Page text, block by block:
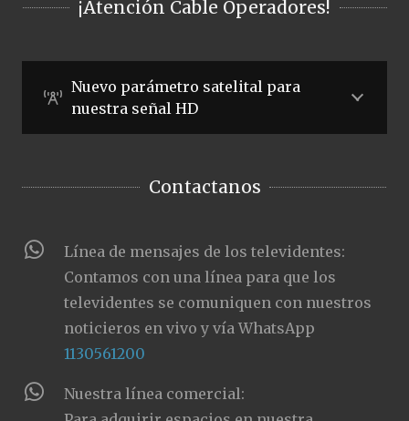
¡Atención Cable Operadores!
Nuevo parámetro satelital para
nuestra señal HD
Contactanos
Línea de mensajes de los televidentes:
Contamos con una línea para que los
televidentes se comuniquen con nuestros
noticieros en vivo y vía WhatsApp
1130561200
Nuestra línea comercial: